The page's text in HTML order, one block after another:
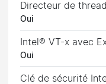
Directeur de
Oui
Intel® VT-x avec
Oui
Clé de sécurité